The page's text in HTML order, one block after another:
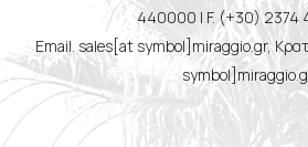
440000 | F. (+30) 2374
Email. sales[at symbol]miraggio.gr,